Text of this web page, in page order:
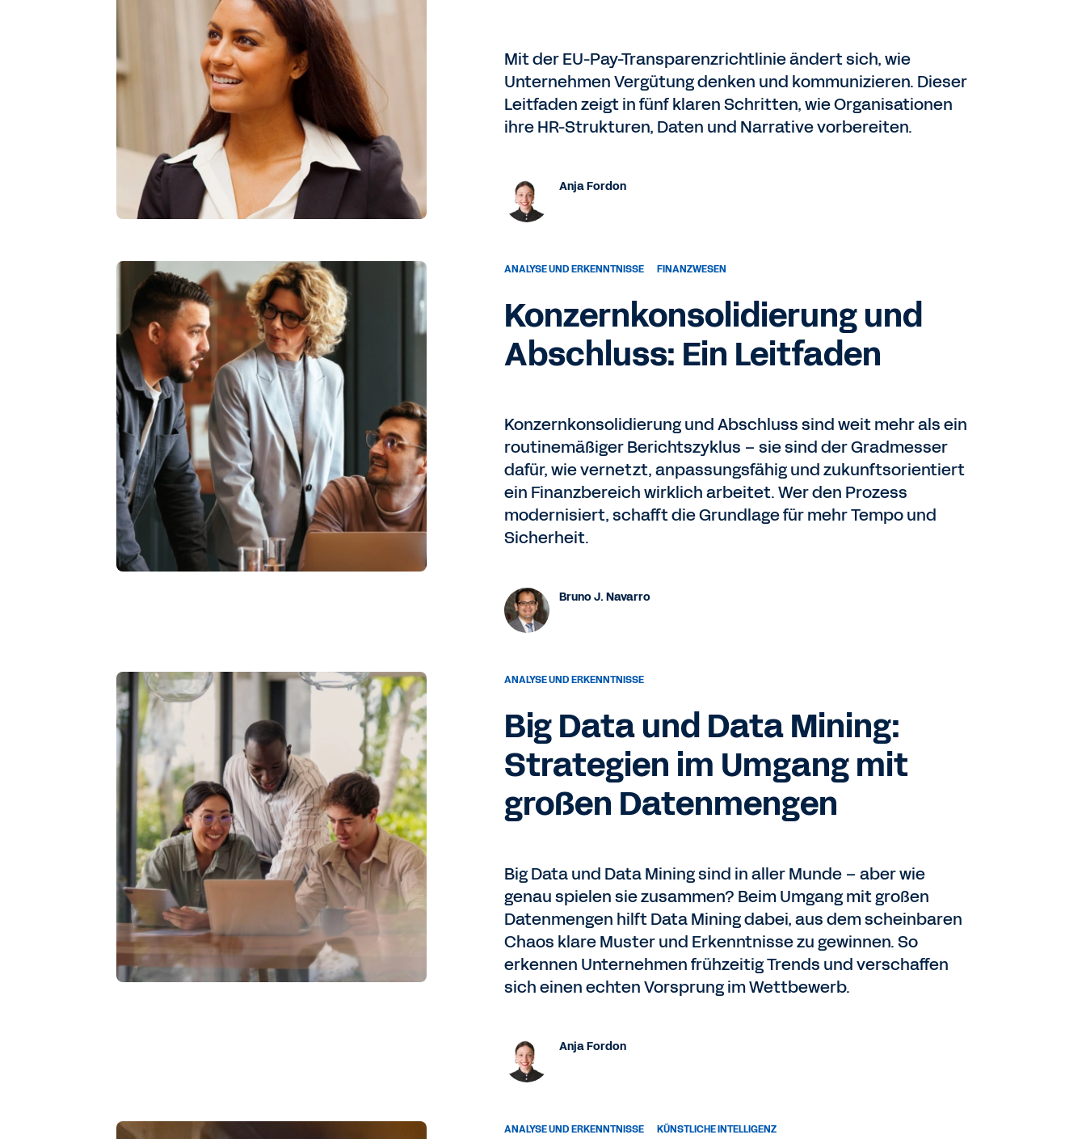
Mit der EU-Pay-Transparenzrichtlinie ändert sich, wie
Unternehmen Vergütung denken und kommunizieren. Dieser
Leitfaden zeigt in fünf klaren Schritten, wie Organisationen
ihre HR-Strukturen, Daten und Narrative vorbereiten.
Anja Fordon
ANALYSE UND ERKENNTNISSE FINANZWESEN
Konzernkonsolidierung und
Abschluss: Ein Leitfaden
Konzernkonsolidierung und Abschluss sind weit mehr als ein
routinemäßiger Berichtszyklus – sie sind der Gradmesser
dafür, wie vernetzt, anpassungsfähig und zukunftsorientiert
ein Finanzbereich wirklich arbeitet. Wer den Prozess
modernisiert, schafft die Grundlage für mehr Tempo und
Sicherheit.
Bruno J. Navarro
ANALYSE UND ERKENNTNISSE
Big Data und Data Mining:
Strategien im Umgang mit
großen Datenmengen
Big Data und Data Mining sind in aller Munde – aber wie
genau spielen sie zusammen? Beim Umgang mit großen
Datenmengen hilft Data Mining dabei, aus dem scheinbaren
Chaos klare Muster und Erkenntnisse zu gewinnen. So
erkennen Unternehmen frühzeitig Trends und verschaffen
sich einen echten Vorsprung im Wettbewerb.
Anja Fordon
ANALYSE UND ERKENNTNISSE KÜNSTLICHE INTELLIGENZ